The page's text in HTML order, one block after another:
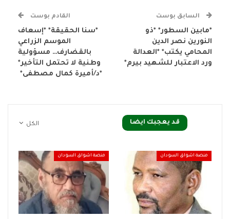
السابق بوست
*مابين السطور* *ذو
النورين نصر الدين
المحامي يكتب* *العدالة
ورد الاعتبار للشهيد بيرم*
القادم بوست
*سنا الحقيقة* *إسعاف
الموسم الزراعي
بالقضارف… مسؤولية
وطنية لا تحتمل التأخير*
*د/أميرة كمال مصطفى* ️
الكل قد يعجبك ايضا
منصة اشواق السودان منصة اشواق السودان